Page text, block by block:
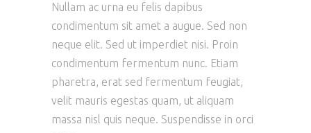
Nullam ac urna eu felis dapibus
condimentum sit amet a augue. Sed non
neque elit. Sed ut imperdiet nisi. Proin
condimentum fermentum nunc. Etiam
pharetra, erat sed fermentum feugiat,
velit mauris egestas quam, ut aliquam
massa nisl quis neque. Suspendisse in orci